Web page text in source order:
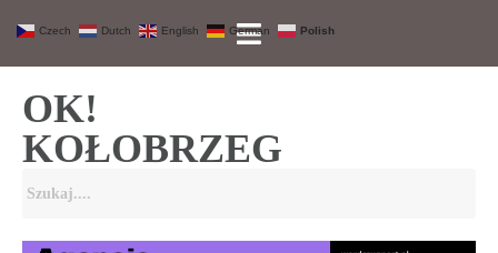
OK!
KOŁOBRZEG
Czech Dutch English German Polish